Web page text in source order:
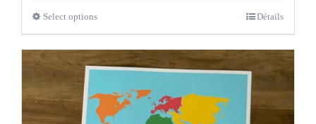
Select options Détails